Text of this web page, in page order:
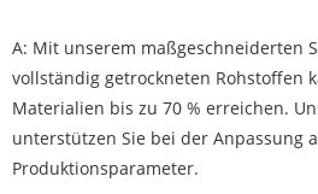
A: Mit unserem maßgeschneiderten
vollständig getrockneten Rohstoffen
Materialien bis zu 70 % erreichen.
unterstützen Sie bei der Anpassung
Produktionsparameter.